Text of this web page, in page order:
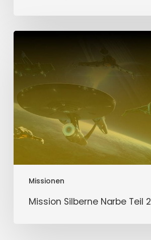
Missionen
Mission
Narbe
Teil
Mission Silberne Narbe Teil 2